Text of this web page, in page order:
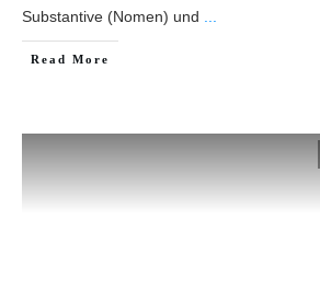
Substantive (Nomen) und
Read More